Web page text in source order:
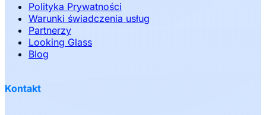
Polityka Prywatności
Warunki świadczenia usług
Partnerzy
Looking Glass
Blog
Kontakt